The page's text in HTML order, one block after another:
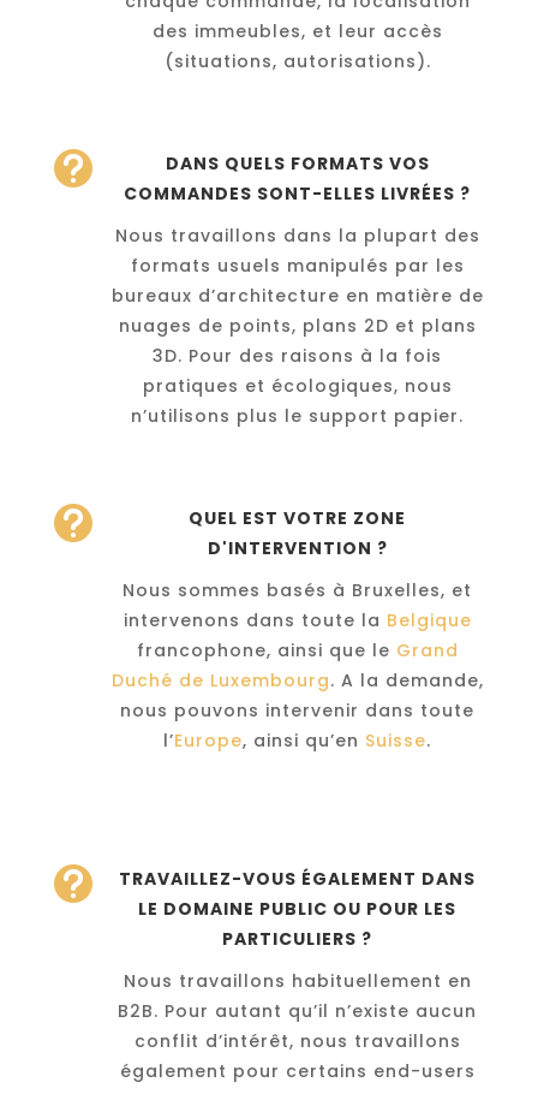
des immeubles, et leur accès
(situations, autorisations).

DANS QUELS FORMATS VOS
COMMANDES SONT-ELLES LIVRÉES ?
Nous travaillons dans la plupart des
formats usuels manipulés par les
bureaux d’architecture en matière de
nuages de points, plans 2D et plans
3D. Pour des raisons à la fois
pratiques et écologiques, nous
n’utilisons plus le support papier.

QUEL EST VOTRE ZONE
D'INTERVENTION ?
Nous sommes basés à Bruxelles, et
intervenons dans toute la Belgique
francophone, ainsi que le Grand
Duché de Luxembourg. A la demande,
nous pouvons intervenir dans toute
l’Europe, ainsi qu’en Suisse.

TRAVAILLEZ-VOUS ÉGALEMENT DANS
LE DOMAINE PUBLIC OU POUR LES
PARTICULIERS ?
Nous travaillons habituellement en
B2B. Pour autant qu’il n’existe aucun
conflit d’intérêt, nous travaillons
également pour certains end-users